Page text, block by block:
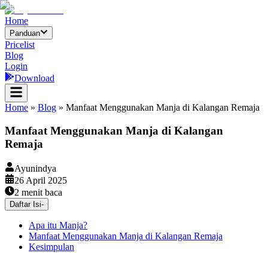
Home
Panduan
Pricelist
Blog
Login
Download
Home » Blog » Manfaat Menggunakan Manja di Kalangan Remaja
Manfaat Menggunakan Manja di Kalangan
Remaja
Ayunindya
26 April 2025
2 menit baca
Daftar Isi-
Apa itu Manja?
Manfaat Menggunakan Manja di Kalangan Remaja
Kesimpulan